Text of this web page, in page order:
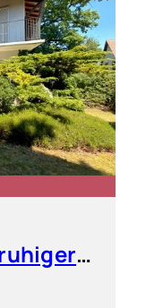
Einfamilienhaus in ruhiger & grüner Toplage